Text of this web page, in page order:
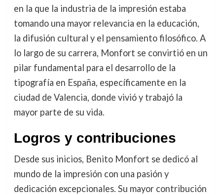
en la que la industria de la impresión estaba
tomando una mayor relevancia en la educación,
la difusión cultural y el pensamiento filosófico. A
lo largo de su carrera, Monfort se convirtió en un
pilar fundamental para el desarrollo de la
tipografía en España, específicamente en la
ciudad de Valencia, donde vivió y trabajó la
mayor parte de su vida.
Logros y contribuciones
Desde sus inicios, Benito Monfort se dedicó al
mundo de la impresión con una pasión y
dedicación excepcionales. Su mayor contribución